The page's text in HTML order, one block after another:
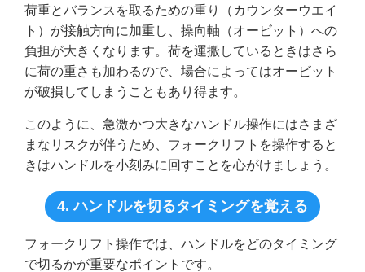
荷重とバランスを取るための重り（カウンターウエイ
ト）が接触方向に加重し、操向軸（オービット）への
負担が大きくなります。荷を運搬しているときはさら
に荷の重さも加わるので、場合によってはオービット
が破損してしまうこともあり得ます。
このように、急激かつ大きなハンドル操作にはさまざ
まなリスクが伴うため、フォークリフトを操作すると
きはハンドルを小刻みに回すことを心がけましょう。
4. ハンドルを切るタイミングを覚える
フォークリフト操作では、ハンドルをどのタイミング
で切るかが重要なポイントです。